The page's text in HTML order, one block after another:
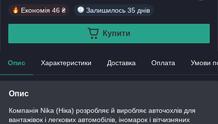
Економія 46 ₴ Залишилось 35 днів
Купити
Опис Характеристики Доставка Оплата Умови
Опис
Компанія Nika (Ніка) розробляє й виробляє авточохлів для
вантажівок і легкових автомобілів, іномарок і вітчизняних